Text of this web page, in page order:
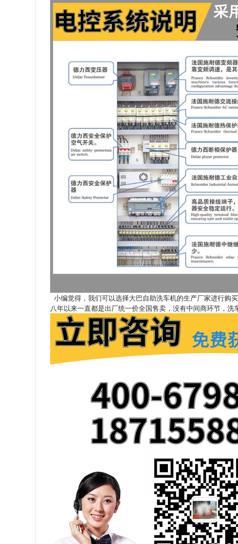
小编觉得，我们可以选择大巴自助洗车机的生产厂家进行购
八年以来一直都是出厂统一价全国售卖，没有中间商环节，